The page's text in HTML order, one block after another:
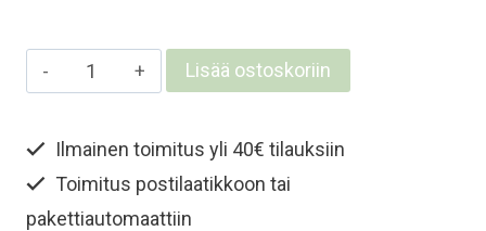
Naisten
merinovilla
paita
–
Metsänvihreä
Lisää ostoskoriin
Ilmainen toimitus yli 40€ tilauksiin
Toimitus postilaatikkoon tai
pakettiautomaattiin